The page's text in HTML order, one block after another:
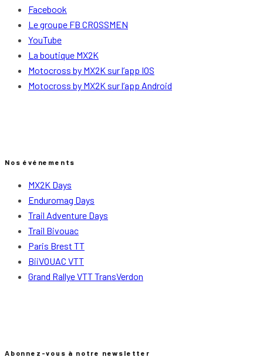
Facebook
Le groupe FB CROSSMEN
YouTube
La boutique MX2K
Motocross by MX2K sur l’app IOS
Motocross by MX2K sur l’app Android
Nos événements
MX2K Days
Enduromag Days
Trail Adventure Days
Trail Bivouac
Paris Brest TT
BiiVOUAC VTT
Grand Rallye VTT TransVerdon
Abonnez-vous à notre newsletter